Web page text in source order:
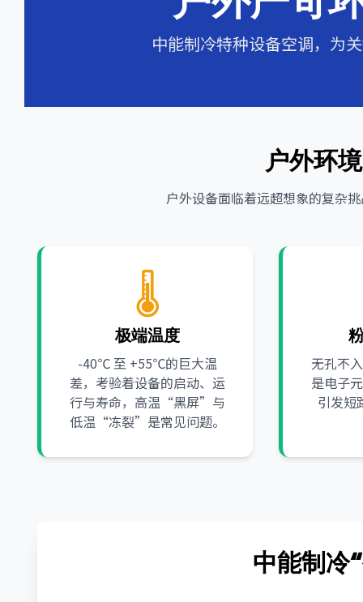
中能制冷特种设备空调，为
户外环
户外设备面临着远超想象的复杂
🌡️
极端温度
-40℃ 至 +55℃的巨大温
差，考验着设备的启动、运
行与寿命，高温“黑屏”与
低温“冻裂”是常见问题。
无孔不
是电子
引发短
中能制冷